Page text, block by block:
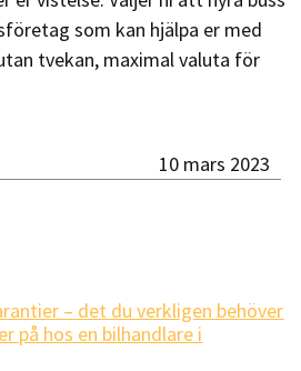
som kan hjälpa er med
tvekan, maximal valuta för
10 mars 2023
– det du verkligen behöver
på hos en bilhandlare i